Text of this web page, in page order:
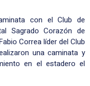
con el Club de
Sagrado Corazón de
Correa líder del Club
una caminata y
en el estadero el